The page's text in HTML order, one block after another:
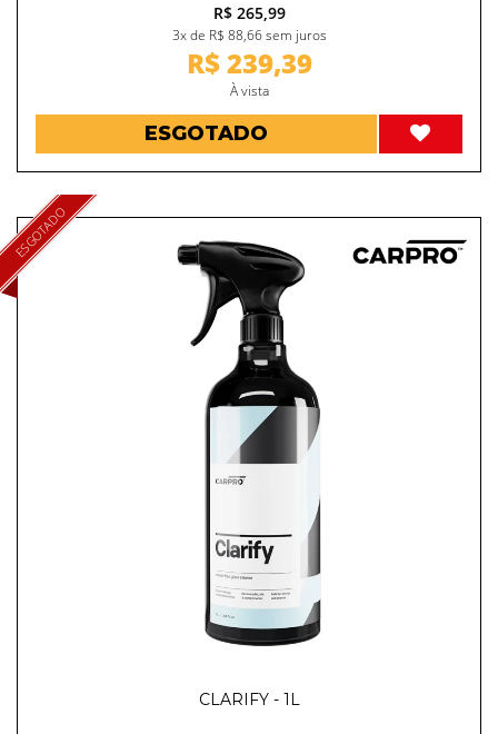
R$ 265,99
3x de R$ 88,66 sem juros
R$ 239,39
À vista
ESGOTADO
ESGOTADO
CLARIFY - 1L